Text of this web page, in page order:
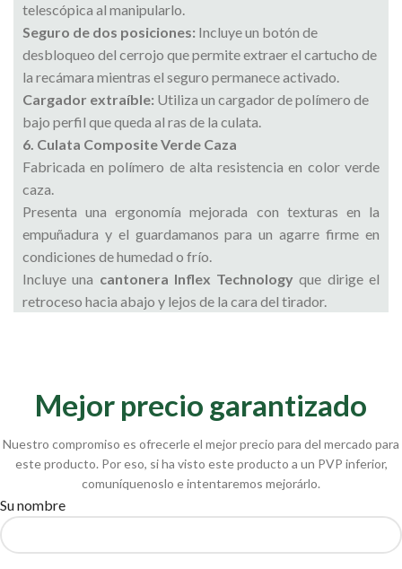
telescópica al manipularlo.
Seguro de dos posiciones: Incluye un botón de
desbloqueo del cerrojo que permite extraer el cartucho de
la recámara mientras el seguro permanece activado.
Cargador extraíble: Utiliza un cargador de polímero de
bajo perfil que queda al ras de la culata.
6. Culata Composite Verde Caza
Fabricada en polímero de alta resistencia en color verde
caza.
Presenta una ergonomía mejorada con texturas en la
empuñadura y el guardamanos para un agarre firme en
condiciones de humedad o frío.
Incluye una cantonera Inflex Technology que dirige el
retroceso hacia abajo y lejos de la cara del tirador.
Mejor precio garantizado
Nuestro compromiso es ofrecerle el mejor precio para del mercado para
este producto. Por eso, si ha visto este producto a un PVP inferior,
comuníquenoslo e intentaremos mejorárlo.
Su nombre